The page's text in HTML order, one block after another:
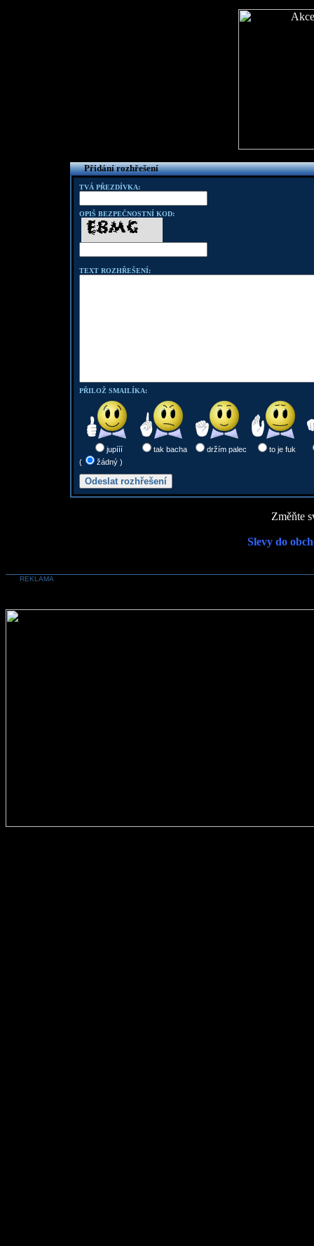
Přidání rozhřešení
TVÁ PŘEZDÍVKA:
OPIŠ BEZPEČNOSTNÍ KOD:
TEXT ROZHŘEŠENÍ:
PŘILOŽ SMAILÍKA:
jupííí tak bacha držím palec
to je fuk
(
žádný )
Změňte
Slevy do
REKLAMA